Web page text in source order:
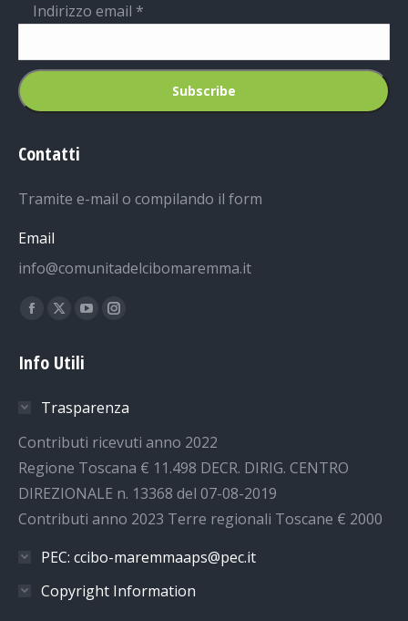
Indirizzo email *
Contatti
Tramite e-mail o compilando il form
Email
info@comunitadelcibomaremma.it
Ci puoi trovare su:
Facebook
opens
new
window
X
opens
new
window
YouTube
new
window
Instagram
new
window
Info Utili
Trasparenza
Contributi ricevuti anno 2022
Regione Toscana € 11.498 DECR. DIRIG. CENTRO
DIREZIONALE n. 13368 del 07-08-2019
Contributi anno 2023 Terre regionali Toscane € 2000
PEC: ccibo-maremmaaps@pec.it
Copyright Information